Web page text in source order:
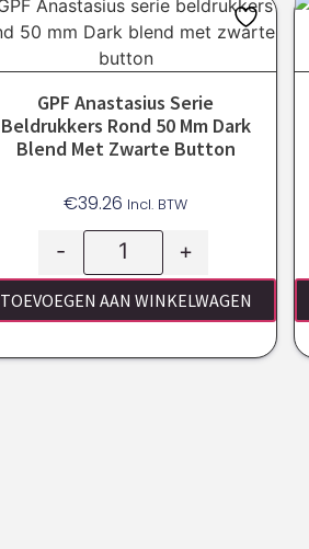
GPF Anastasius Serie
Beldrukkers Rond 50 Mm Dark
Blend Met Zwarte Button
€39.26 Incl. BTW
- +
TOEVOEGEN AAN WINKELWAGEN